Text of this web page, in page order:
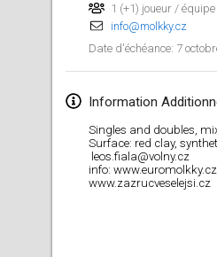
1 (+1) joueur / équipe
info@molkky.cz
Date d'échéance: 7
Information
Singles and doubles,
Surface: red clay,
leos.fiala@volny.cz
info: www.euromolkky.cz
www.zazrucveselejsi.cz
février 2020
1 févr. 2020|
Möl'Krêpes
1 févr. 2020|France